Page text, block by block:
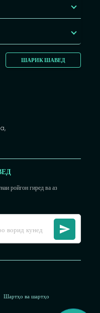
ШАРИК ШАВЕД
ройгон гиред ва аз
Шартҳо ва шартҳо